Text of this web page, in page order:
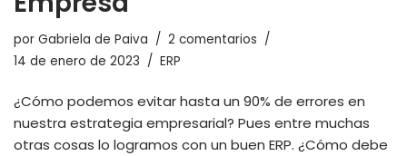
por Gabriela de Paiva
2 comentarios
14 de enero de 2023
ERP
¿Cómo podemos evitar hasta un 90% de errores en
nuestra estrategia empresarial? Pues entre muchas
otras cosas lo logramos con un buen ERP. ¿Cómo debe